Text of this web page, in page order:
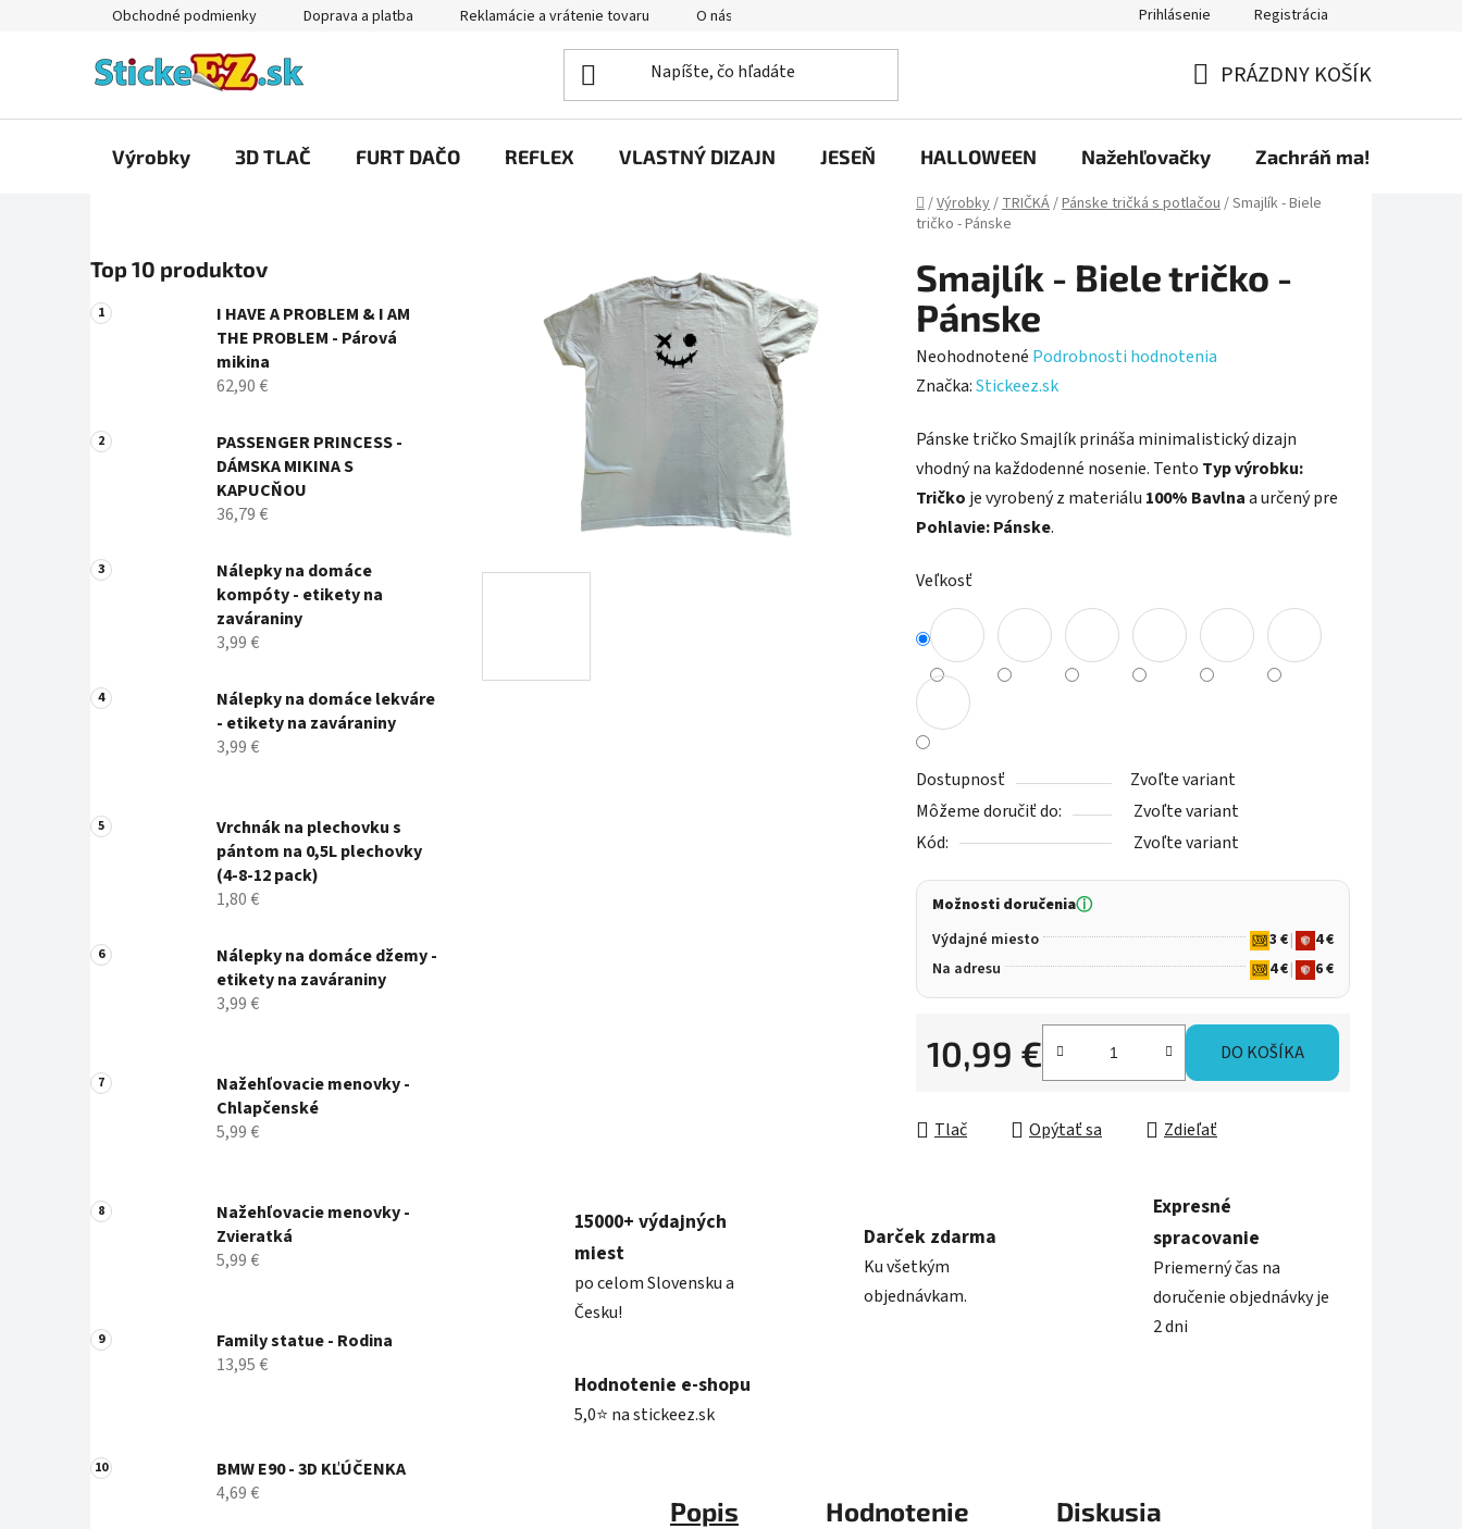
Obchodné podmienky Doprava a platba Reklamácie a vrátenie tovaru O nás Predávané značky Ako nakupovať
Prihlásenie Registrácia
KOŠÍK
PRÁZDNY KOŠÍK
Výrobky 3D TLAČ FURT DAČO REFLEX VLASTNÝ DIZAJN JESEŇ HALLOWEEN Nažehľovačky Zachráň ma!
Domov
/Výrobky/TRIČKÁ/Pánske tričká s potlačou/Smajlík - Biele
tričko - Pánske
o
č
n
n
Top 10 produktov
I HAVE A PROBLEM & I AM
THE PROBLEM - Párová
mikina
62,90 €
PASSENGER PRINCESS -
DÁMSKA MIKINA S
KAPUCŇOU
36,79 €
Nálepky na domáce
kompóty - etikety na
zaváraniny
3,99 €
Nálepky na domáce lekváre
- etikety na zaváraniny
3,99 €
Vrchnák na plechovku s
pántom na 0,5L plechovky
(4-8-12 pack)
1,80 €
Nálepky na domáce džemy -
etikety na zaváraniny
3,99 €
Nažehľovacie menovky -
Chlapčenské
5,99 €
Nažehľovacie menovky -
Zvieratká
5,99 €
Family statue - Rodina
13,95 €
BMW E90 - 3D KĽÚČENKA
4,69 €
Smajlík - Biele tričko -
Pánske
Priemerné
hodnotenie
je
0,0
z
5
Neohodnotené Podrobnosti hodnotenia
Značka:Stickeez.sk
Pánske tričko Smajlík prináša minimalistický dizajn
vhodný na každodenné nosenie. Tento Typ výrobku:
Tričko je vyrobený z materiálu 100% Bavlnaa určený pre
Pohlavie: Pánske.
Veľkosť
Dostupnosť
Zvoľte variant
Môžeme doručiť do:
Zvoľte variant
Kód:
Zvoľte variant
Možnosti doručeniaⓘ
Výdajné miesto 3 €|
4 €
Na adresu
4 €| 6 €
10,99 €
Jednotková cena:
DO KOŠÍKA
Tlač Opýtať sa Zdieľať
15000+ výdajných
miest
po celom Slovensku a
Česku!
Darček zdarma
Ku všetkým
objednávkam.
Expresné
spracovanie
Priemerný čas na
doručenie objednávky je
2 dni
Hodnotenie e-shopu
5,0⭐ na stickeez.sk
Popis Hodnotenie Diskusia